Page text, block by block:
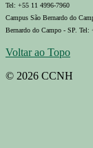
Tel: +55 11 4996-7960
Campus São Bernardo do
Bernardo do Campo - SP. Tel:
Voltar ao Topo
© 2026 CCNH